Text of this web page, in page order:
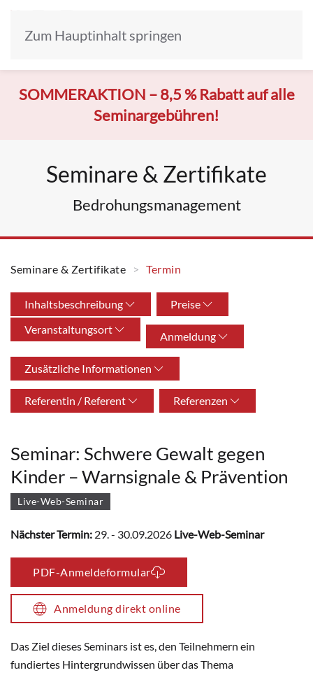
Zum Hauptinhalt springen
SOMMERAKTION –8,5 % Rabatt auf alle
Seminargebühren!
Seminare & Zertifikate
Bedrohungsmanagement
Seminare & Zertifikate Termin
Inhaltsbeschreibung
Preise
Veranstaltungsort
Anmeldung
Zusätzliche Informationen
Referentin / Referent Referenzen
Seminar: Schwere Gewalt gegen
Kinder – Warnsignale & Prävention
Live-Web-Seminar
Nächster Termin: 29. - 30.09.2026 Live-Web-Seminar
PDF-Anmeldeformular
Anmeldung direkt online
Das Ziel dieses Seminars ist es, den Teilnehmern ein
fundiertes Hintergrundwissen über das Thema